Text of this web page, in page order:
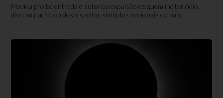
Medida proíbe entrada e autoriza expulsão de quem incitar ódio,
discriminação ou desrespeitar símbolos nacionais do país